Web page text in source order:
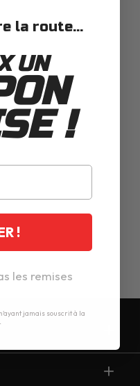
la route...
UN
!
!
les remises
jamais souscrit à la